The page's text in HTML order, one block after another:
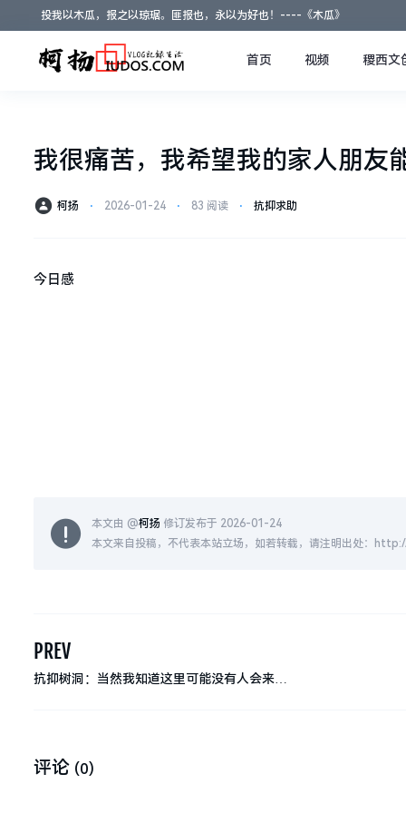
投我以木瓜，报之以琼琚。匪报也，永以为好也！----《木瓜》
首页 视频 稷西文
我很痛苦，我希望我的家人朋友
柯扬 ⋅ 2026-01-24 ⋅ 83 阅读 ⋅ 抗抑求助
今日感
本文由 @柯扬 修订发布于 2026-01-24
本文来自投稿，不代表本站立场，如若转载，请注明出处：
PREV
抗抑树洞：当然我知道这里可能没有人会来…
评论 (0)